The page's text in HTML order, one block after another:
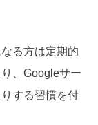
る方は定期的
、Googleサー
する習慣を付